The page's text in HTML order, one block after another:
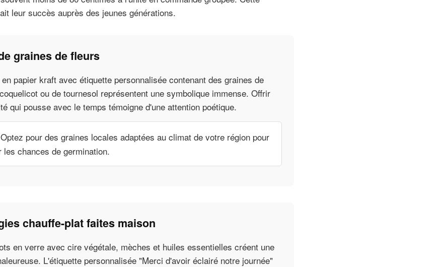
leur succès auprès des jeunes générations.
graines de fleurs
papier kraft avec étiquette personnalisée contenant des graines de
ou de tournesol représentent une symbolique immense. Offrir
qui pousse avec le temps témoigne d'une attention poétique.
Optez pour des graines locales adaptées au climat de votre région pour
les chances de germination.
chauffe-plat faites maison
en verre avec cire végétale, mèches et huiles essentielles créent une
L'étiquette personnalisée "Merci d'avoir éclairé notre journée"